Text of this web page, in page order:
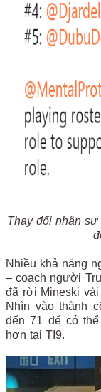
Thay đổi nhân
Nhiều khả năng
– coach người
đã rời Mineski
Nhìn vào thành
đến 71 để có
hơn tại TI9.